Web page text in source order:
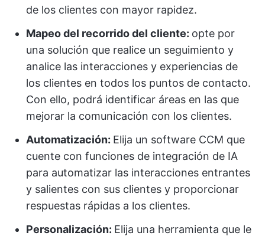
de los clientes con mayor rapidez.
Mapeo del recorrido del cliente: opte por
una solución que realice un seguimiento y
analice las interacciones y experiencias de
los clientes en todos los puntos de contacto.
Con ello, podrá identificar áreas en las que
mejorar la comunicación con los clientes.
Automatización: Elija un software CCM que
cuente con funciones de integración de IA
para automatizar las interacciones entrantes
y salientes con sus clientes y proporcionar
respuestas rápidas a los clientes.
Personalización: Elija una herramienta que le